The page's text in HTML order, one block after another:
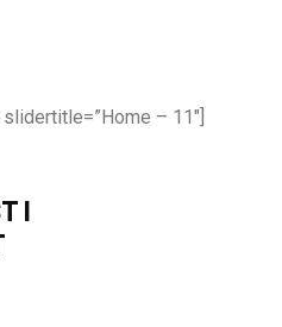
– 11″]
I